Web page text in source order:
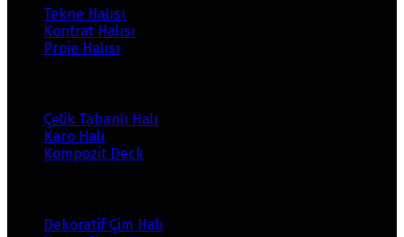
Tekne Halısı
Kontrat Halısı
Proje Halısı
Çelik Tabanlı Halı
Karo Halı
Kompozit Deck
Dekoratif Çim Halı